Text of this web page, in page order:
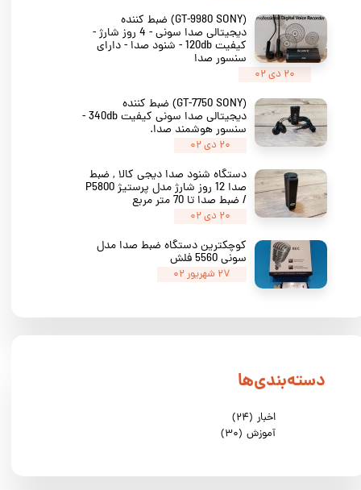
(GT-9980 SONY) ضبط کننده
دیجیتالی صدا سونی - 4 روز شارژ -
کیفیت 120db - شنود صدا - دارای
سنسور صدا
۲۰ دی ۰۲
(GT-7750 SONY) ضبط کننده
دیجیتالی صدا سونی کیفیت 340db -
سنسور هوشمند صدا.
۲۰ دی ۰۲
دستگاه شنود صدا دیجی کالا , ضبط
صدا 12 روز شارژ مدل پرستیژ P5800
/ ضبط صدا تا 70 متر مربع
۲۰ دی ۰۲
کوچکترین دستگاه ضبط صدا مدل
سونی 5560 فلش
۲۷ شهریور ۰۲
دسته‌بندی‌ها
اخبار (۲۴)
آموزش (۳۰)